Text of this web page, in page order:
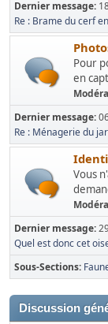
Dernier message:
Re : Brame du cerf
Pour
en
Dernier message:
Re : Ménagerie du
Vous
Dernier message:
Quel est donc cet
Sous-Sections
Discussion